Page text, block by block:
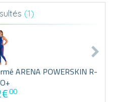
(1)
ARENA POWERSKIN R-
00